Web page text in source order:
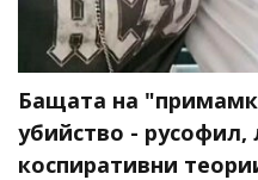
Бащата на
убийство -
коспиративни